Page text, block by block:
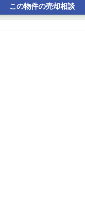
この物件の売却相談